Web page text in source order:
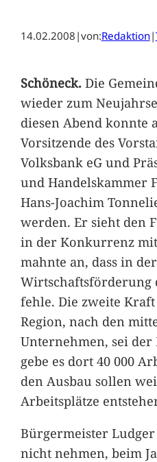
14.02.2008 |von:Redaktion|
Schöneck.Die
wieder zum
diesen Abend konnte
Vorsitzende des
Volksbank eG und
und Handelskammer
Hans-Joachim
werden. Er sieht den
in der Konkurrenz
mahnte an, dass in der
Wirtschaftsförderung
fehle. Die zweite
Region, nach den
Unternehmen, sei
gebe es dort 40 000
den Ausbau sollen
Arbeitsplätze
Bürgermeister Ludger
nicht nehmen, beim